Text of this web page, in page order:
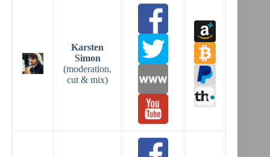
Karsten
Simon
(moderation,
cut & mix)